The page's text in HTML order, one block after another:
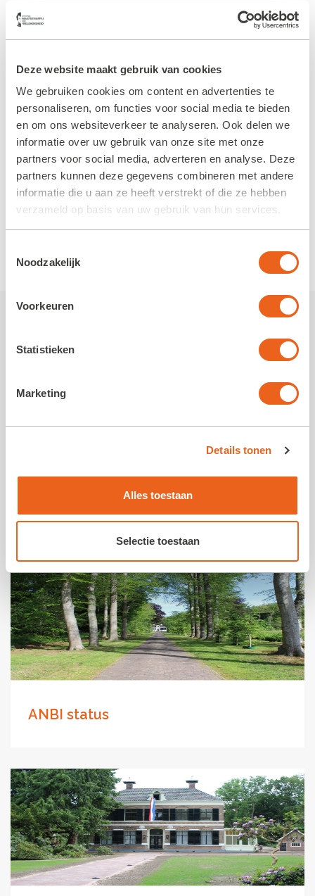
Deze website maakt gebruik van cookies
We gebruiken cookies om content en advertenties te
personaliseren, om functies voor social media te bieden
en om ons websiteverkeer te analyseren. Ook delen we
informatie over uw gebruik van onze site met onze
partners voor social media, adverteren en analyse. Deze
partners kunnen deze gegevens combineren met andere
informatie die u aan ze heeft verstrekt of die ze hebben
verzameld op basis van uw gebruik van hun services.
Noodzakelijk
Voorkeuren
Statistieken
Marketing
Details tonen
Alles toestaan
Selectie toestaan
en 17.00 uur, op Majoor van Swietenlaan 17.
ANBI status